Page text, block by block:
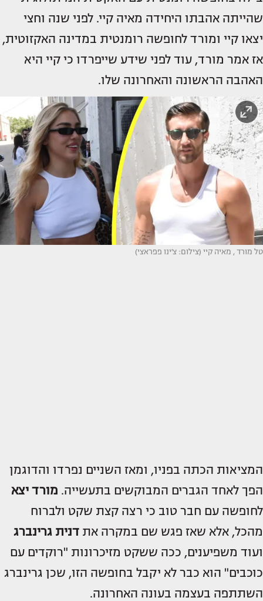
שהייתה אהבתו היחידה מאיה קיי. לפני שנה וחצי
יצאו קיי ומורד לחופשה רומנטית במדינה האקזוטית,
אז אמר מורד, עוד לפני שידע שייפרדו כי קיי היא
האהבה הראשונה והאחרונה שלו.
טל מורד , מאיה קיי (צילום: צ'ינו פפראצי)
המציאות הכתה בפניו, ומאז השניים נפרדו והדוגמן
הפך לאחד הגברים המבוקשים בתעשייה. מורד יצא
לחופשה עם חבר טוב כי רצה קצת שקט ולברוח
מהכל, אלא שאז פגש שם במקרה את דנית גרינברג
ועוד משפיענים, ככה ששקט מזיכרונות "רוקדים עם
כוכבים" הוא כבר לא יקבל בחופשה הזו, שכן גרינברג
השתתפה בעצמה בעונה האחרונה.